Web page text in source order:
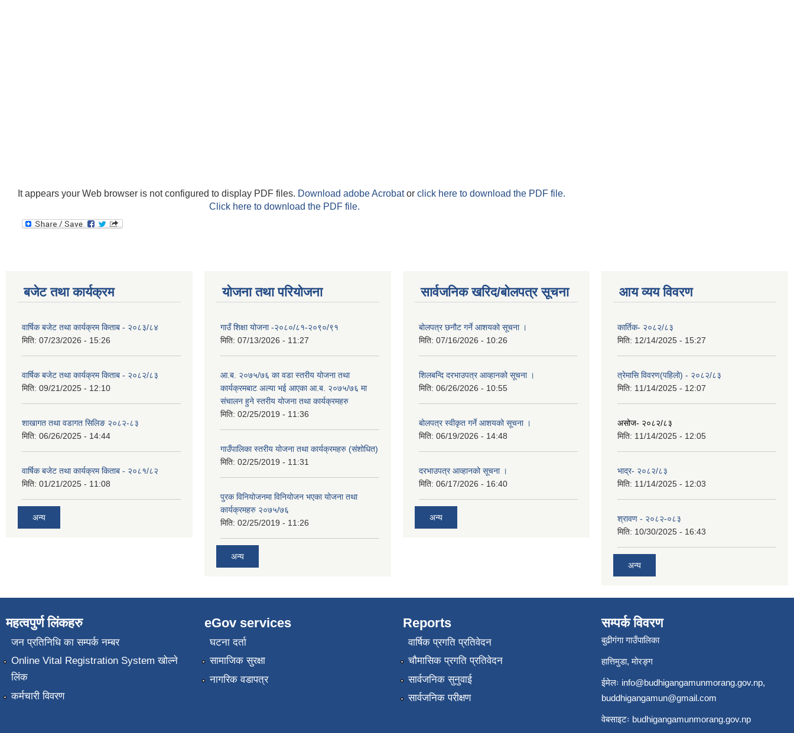
It appears your Web browser is not configured to display PDF files. Download adobe Acrobator click here to download the PDF file.
Click here to download the PDF file.
बजेट तथा कार्यक्रम
वार्षिक बजेट तथा कार्यक्रम किताब - २०८३/८४
मिति: 07/23/2026 - 15:26
वार्षिक बजेट तथा कार्यक्रम किताब - २०८२/८३
मिति: 09/21/2025 - 12:10
शाखागत तथा वडागत सिलिङ २०८२-८३
मिति: 06/26/2025 - 14:44
वार्षिक बजेट तथा कार्यक्रम किताब - २०८१/८२
मिति: 01/21/2025 - 11:08
अन्य
योजना तथा परियोजना
गाउँ शिक्षा योजना -२०८०/८१-२०९०/९१
मिति: 07/13/2026 - 11:27
आ.ब. २०७५/७६ का वडा स्तरीय योजना तथा
कार्यक्रमबाट अल्या भई आएका आ.ब. २०७५/७६ मा
स‌ंचालन हुने स्तरीय योजना तथा कार्यक्रमहरु
मिति: 02/25/2019 - 11:36
गाउँपालिका स्तरीय योजना तथा कार्यक्रमहरु (स‌ंशोधित)
मिति: 02/25/2019 - 11:31
पुरक विनियोजनमा विनियोजन भएका योजना तथा
कार्यक्रमहरु २०७५/७६
मिति: 02/25/2019 - 11:26
अन्य
सार्वजनिक खरिद/बोलपत्र सूचना
बोलपत्र छनौट गर्ने आशयको सूचना ।
मिति: 07/16/2026 - 10:26
शिलबन्दि दरभाउपत्र आव्हानको सूचना ।
मिति: 06/26/2026 - 10:55
बोलपत्र स्वीकृत गर्ने आशयको सूचना ।
मिति: 06/19/2026 - 14:48
दरभाउपत्र आव्हानको सूचना ।
मिति: 06/17/2026 - 16:40
अन्य
आय व्यय विवरण
कार्तिक- २०८२/८३
मिति: 12/14/2025 - 15:27
त्रेमासि विवरण(पहिलो) - २०८२/८३
मिति: 11/14/2025 - 12:07
असोज- २०८२/८३
मिति: 11/14/2025 - 12:05
भाद्र- २०८२/८३
मिति: 11/14/2025 - 12:03
श्रावण - २०८२-०८३
मिति: 10/30/2025 - 16:43
अन्य
महत्वपुर्ण लिंकहरु
जन प्रतिनिधि का सम्पर्क नम्बर
Online Vital Registration System खोल्ने
लिंक
कर्मचारी विवरण
eGov services
घटना दर्ता
सामाजिक सुरक्षा
नागरिक वडापत्र
Reports
वार्षिक प्रगति प्रतिवेदन
चौमासिक प्रगति प्रतिवेदन
सार्वजनिक सुनुवाई
सार्वजनिक परीक्षण
सम्पर्क विवरण
बुढीगंगा गाउँपालिका
हात्तिमुडा, मोरङ्ग
ईमेलः info@budhigangamunmorang.gov.np,
buddhigangamun@gmail.com
वेबसाइटः budhigangamunmorang.gov.np